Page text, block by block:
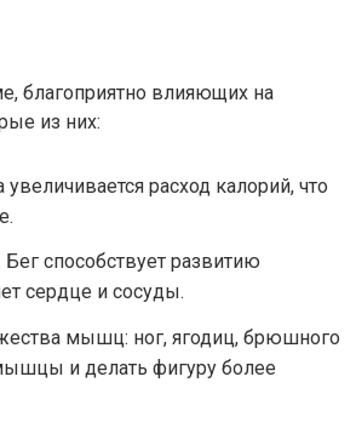
благоприятно влияющих на
из них:
расход калорий, что
способствует развитию
сердце и сосуды.
мышц: ног, ягодиц, брюшного
и делать фигуру более